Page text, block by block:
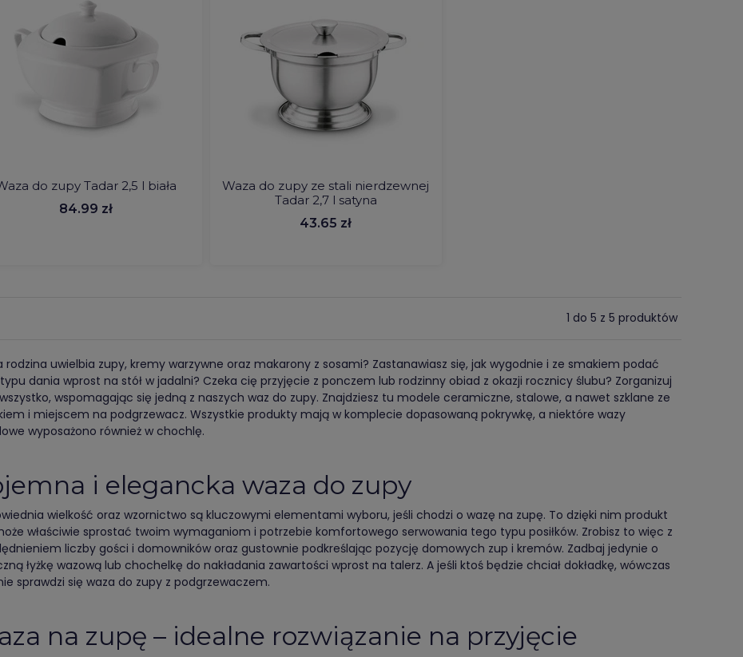
do zupy Tadar 2,5 l biała
84.99 zł
Waza do zupy ze stali nierdzewnej
Tadar 2,7 l satyna
43.65 zł
1 do 5 z 5 produktów
rodzina uwielbia zupy, kremy warzywne oraz makarony z sosami? Zastanawiasz się, jak wygodnie i ze smakiem podać
dania wprost na stół w jadalni? Czeka cię przyjęcie z ponczem lub rodzinny obiad z okazji rocznicy ślubu? Zorganizuj
wspomagając się jedną z naszych waz do zupy. Znajdziesz tu modele ceramiczne, stalowe, a nawet szklane ze
i miejscem na podgrzewacz. Wszystkie produkty mają w komplecie dopasowaną pokrywkę, a niektóre wazy
wyposażono również w chochlę.
i elegancka waza do zupy
wielkość oraz wzornictwo są kluczowymi elementami wyboru, jeśli chodzi o wazę na zupę. To dzięki nim produkt
właściwie sprostać twoim wymaganiom i potrzebie komfortowego serwowania tego typu posiłków. Zrobisz to więc z
liczby gości i domowników oraz gustownie podkreślając pozycję domowych zup i kremów. Zadbaj jedynie o
łyżkę wazową lub chochelkę do nakładania zawartości wprost na talerz. A jeśli ktoś będzie chciał dokładkę, wówczas
sprawdzi się waza do zupy z podgrzewaczem.
na zupę – idealne rozwiązanie na przyjęcie